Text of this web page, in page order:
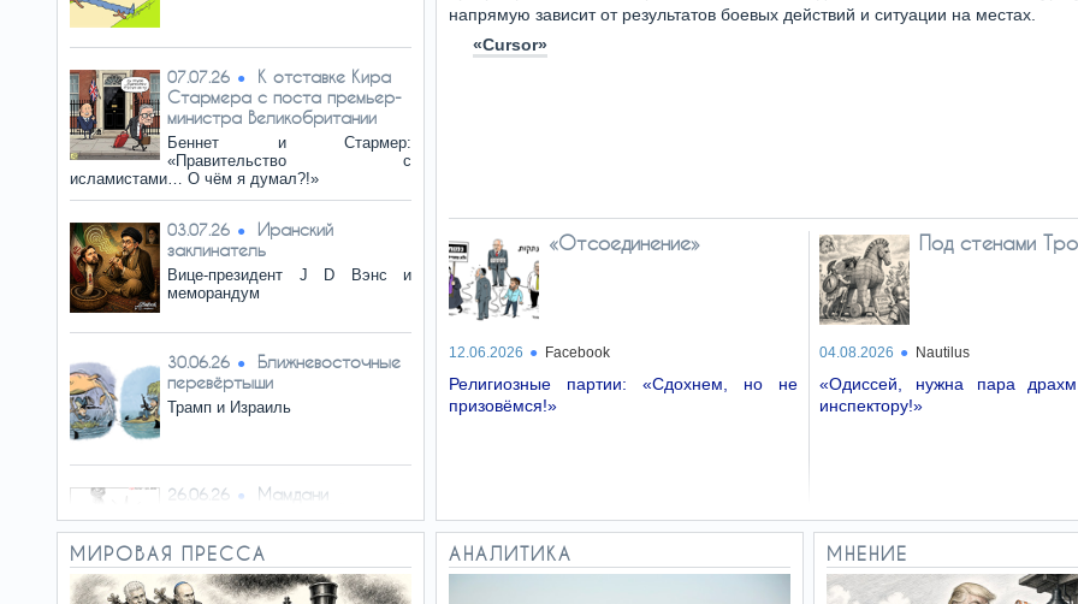
07.07.26
К отставке Кира
Стармера с поста премьер-
министра Великобритании
Беннет и Стармер:
«Правительство с
исламистами… О чём я думал?!»
03.07.26
Иранский
заклинатель
Вице-президент J D Вэнс и
меморандум
30.06.26
Ближневосточные
перевёртыши
Трамп и Израиль
26.06.26
Мамдани
напрямую зависит от результатов боевых действий и ситуации на местах.
«Cursor»
«Отсоединение»
12.06.2026 Facebook
Религиозные партии: «Сдохнем, но не
призовёмся!»
Под стенами
04.08.2026 Nautilus
«Одиссей, нужна пара драхм
инспектору!»
МИРОВАЯ ПРЕССА АНАЛИТИКА МНЕНИЕ